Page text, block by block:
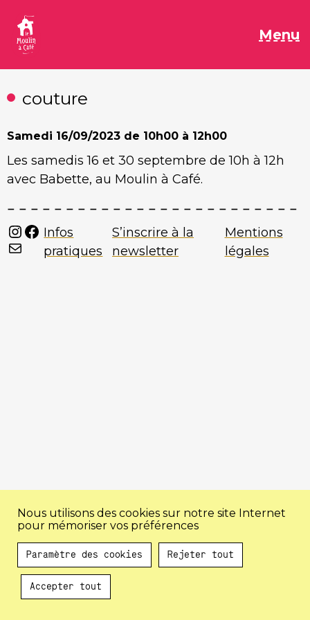
contenu
Menu
couture
Samedi 16/09/2023 de 10h00 à 12h00
Les samedis 16 et 30 septembre de 10h à 12h
avec Babette, au Moulin à Café.
Instagram
Facebook
Mail
Infos
pratiques
S’inscrire à la
newsletter
Mentions
légales
Au programme !
Nous utilisons des cookies sur notre site Internet
pour mémoriser vos préférences
Paramètre des cookies Rejeter tout
Accepter tout